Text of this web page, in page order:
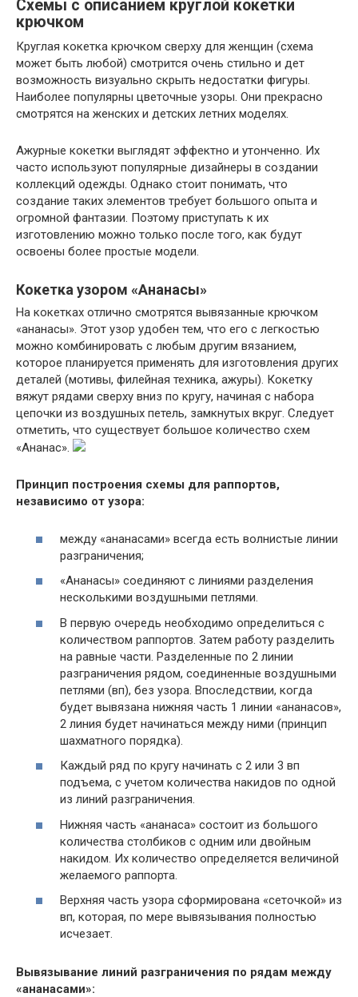
Схемы с описанием круглой кокетки
крючком
Круглая кокетка крючком сверху для женщин (схема
может быть любой) смотрится очень стильно и дет
возможность визуально скрыть недостатки фигуры.
Наиболее популярны цветочные узоры. Они прекрасно
смотрятся на женских и детских летних моделях.
Ажурные кокетки выглядят эффектно и утонченно. Их
часто используют популярные дизайнеры в создании
коллекций одежды. Однако стоит понимать, что
создание таких элементов требует большого опыта и
огромной фантазии. Поэтому приступать к их
изготовлению можно только после того, как будут
освоены более простые модели.
Кокетка узором «Ананасы»
На кокетках отлично смотрятся вывязанные крючком
«ананасы». Этот узор удобен тем, что его с легкостью
можно комбинировать с любым другим вязанием,
которое планируется применять для изготовления других
деталей (мотивы, филейная техника, ажуры). Кокетку
вяжут рядами сверху вниз по кругу, начиная с набора
цепочки из воздушных петель, замкнутых вкруг. Следует
отметить, что существует большое количество схем
«Ананас».
Принцип построения схемы для раппортов,
независимо от узора:
между «ананасами» всегда есть волнистые линии
разграничения;
«Ананасы» соединяют с линиями разделения
несколькими воздушными петлями.
В первую очередь необходимо определиться с
количеством раппортов. Затем работу разделить
на равные части. Разделенные по 2 линии
разграничения рядом, соединенные воздушными
петлями (вп), без узора. Впоследствии, когда
будет вывязана нижняя часть 1 линии «ананасов»,
2 линия будет начинаться между ними (принцип
шахматного порядка).
Каждый ряд по кругу начинать с 2 или 3 вп
подъема, с учетом количества накидов по одной
из линий разграничения.
Нижняя часть «ананаса» состоит из большого
количества столбиков с одним или двойным
накидом. Их количество определяется величиной
желаемого раппорта.
Верхняя часть узора сформирована «сеточкой» из
вп, которая, по мере вывязывания полностью
исчезает.
Вывязывание линий разграничения по рядам между
«ананасами»: